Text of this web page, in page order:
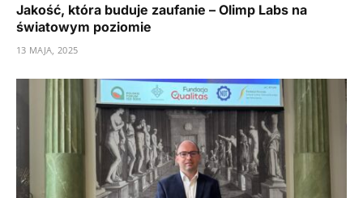
Jakość, która buduje zaufanie – Olimp Labs na
światowym poziomie
13 MAJA, 2025